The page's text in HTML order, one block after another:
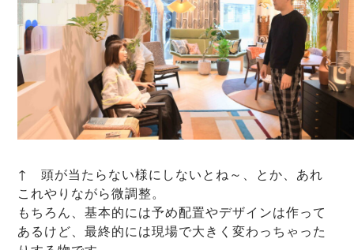
↑ 頭が当たらない様にしないとね～、とか、あれ
これやりながら微調整。
もちろん、基本的には予め配置やデザインは作って
あるけど、最終的には現場で大きく変わっちゃった